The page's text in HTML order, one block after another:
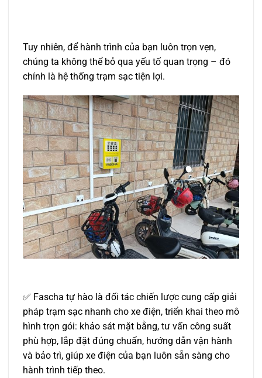
Tuy nhiên, để hành trình của bạn luôn trọn vẹn,
chúng ta không thể bỏ qua yếu tố quan trọng – đó
chính là hệ thống trạm sạc tiện lợi.
✅ Fascha tự hào là đối tác chiến lược cung cấp giải
pháp trạm sạc nhanh cho xe điện, triển khai theo mô
hình trọn gói: khảo sát mặt bằng, tư vấn công suất
phù hợp, lắp đặt đúng chuẩn, hướng dẫn vận hành
và bảo trì, giúp xe điện của bạn luôn sẵn sàng cho
hành trình tiếp theo.